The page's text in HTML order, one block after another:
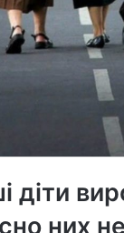
діти
них